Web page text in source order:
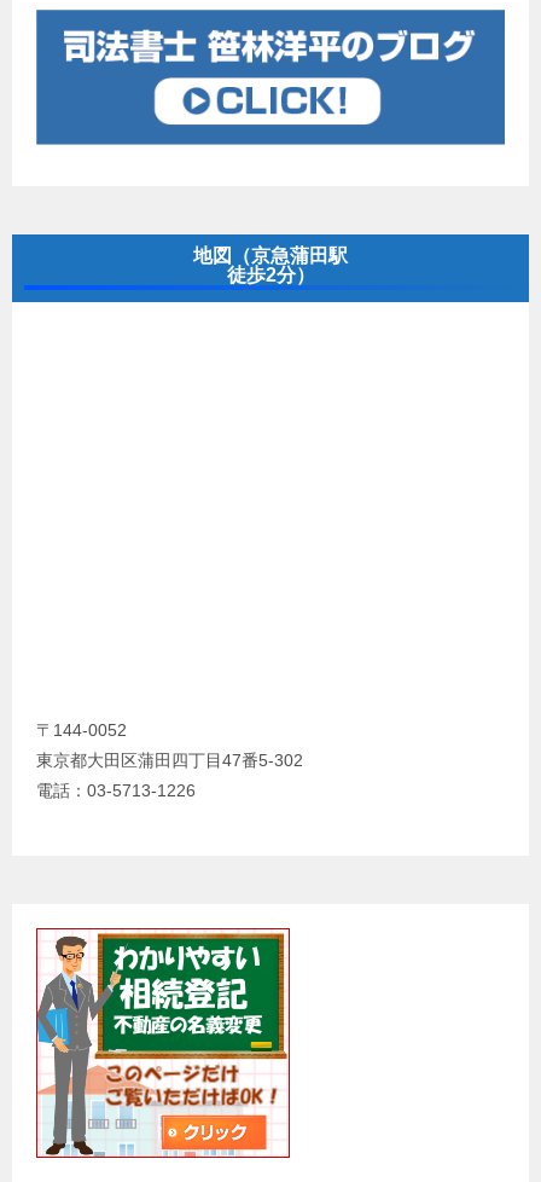
地図（京急蒲田駅
徒歩2分）
〒144-0052
東京都大田区蒲田四丁目47番5-302
電話：03-5713-1226